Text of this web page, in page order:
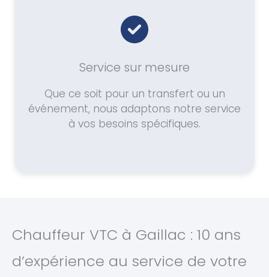
Service sur mesure
Que ce soit pour un transfert ou un
événement, nous adaptons notre service
à vos besoins spécifiques.
Chauffeur VTC à Gaillac : 10 ans
d’expérience au service de votre